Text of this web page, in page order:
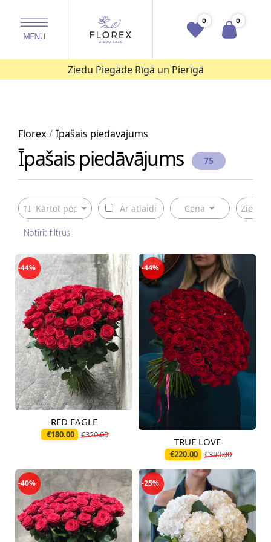
0 0
Ziedu Piegāde Rīgā un Pierīgā
Florex Īpašais piedāvājums
Īpašais piedāvājums 75
Kārtot pēc Ar atlaidi Cena Ziedu
Notīrīt filtrus
-44%
Pieejams šodien
RED EAGLE
€180.00 €320.00
-44%
Pieejams šodien
TRUE LOVE
€220.00 €390.00
-40% -25%